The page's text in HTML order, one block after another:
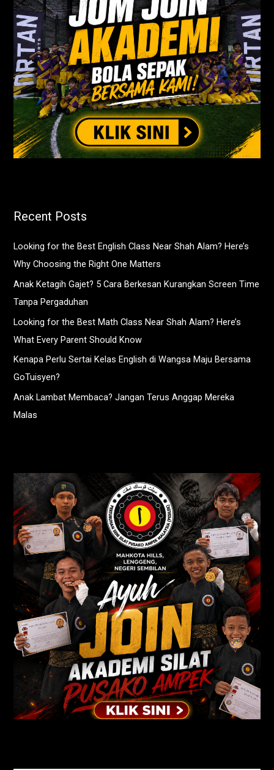
:
Recent Posts
Looking for the Best English Class Near Shah Alam? Here’s
Why Choosing the Right One Matters
Anak Ketagih Gajet? 5 Cara Berkesan Kurangkan Screen Time
Tanpa Pergaduhan
Looking for the Best Math Class Near Shah Alam? Here’s
What Every Parent Should Know
Kenapa Perlu Sertai Kelas English di Wangsa Maju Bersama
GoTuisyen?
Anak Lambat Membaca? Jangan Terus Anggap Mereka
Malas